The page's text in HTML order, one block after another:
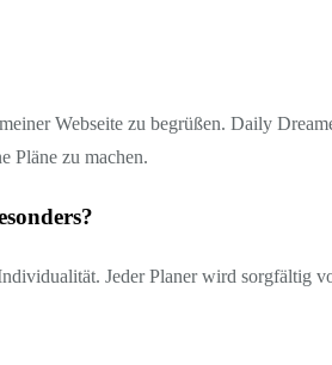
Webseite zu begrüßen. Daily
Pläne zu machen.
Jeder Planer wird sorgfältig